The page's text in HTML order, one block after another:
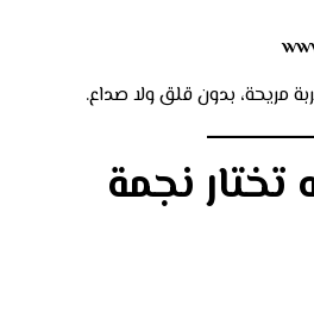
مريحة، بدون قلق ولا صداع.
تختار نجمة